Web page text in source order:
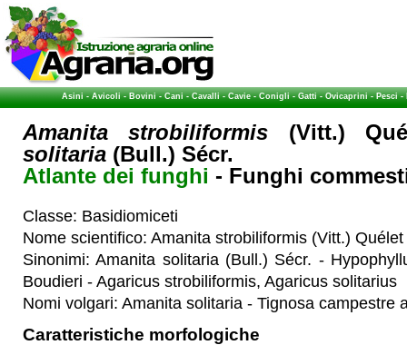
Asini-Avicoli-Bovini-Cani-Cavalli-Cavie-Conigli-Gatti-Ovicaprini-Pesci-
Amanita strobiliformis (Vitt.)
solitaria (Bull.) Sécr.
Atlante dei funghi - Funghi
Classe: Basidiomiceti
Nome scientifico: Amanita strobiliformis (Vitt.) Quélet
Sinonimi: Amanita solitaria (Bull.) Sécr. -
Boudieri - Agaricus strobiliformis, Agaricus solitarius
Nomi volgari: Amanita solitaria - Tignosa campestre
Caratteristiche morfologiche